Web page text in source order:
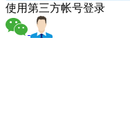
使用第三方帐号登录